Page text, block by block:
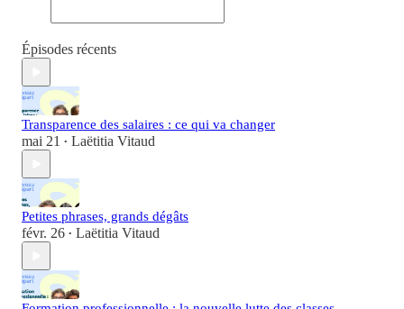
Épisodes récents
Transparence des salaires : ce qui va changer
mai 21 • Laëtitia Vitaud
Petites phrases, grands dégâts
févr. 26 • Laëtitia Vitaud